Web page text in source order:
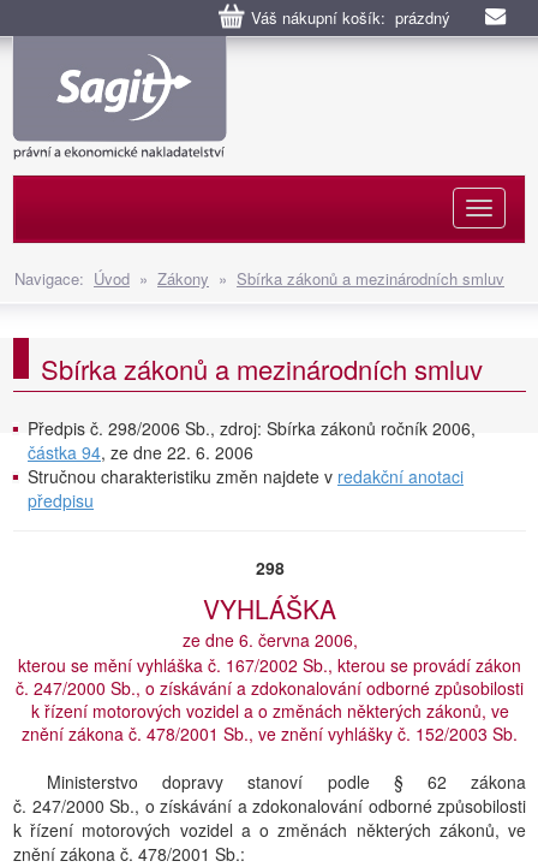
Váš nákupní košík: prázdný
Navigace: Úvod » Zákony » Sbírka zákonů a mezinárodních smluv
Sbírka zákonů a mezinárodních smluv
Předpis č. 298/2006 Sb., zdroj: Sbírka zákonů ročník 2006,
částka 94, ze dne 22. 6. 2006
Stručnou charakteristiku změn najdete v redakční anotaci
předpisu
298
VYHLÁŠKA
ze dne 6. června 2006,
kterou se mění vyhláška č. 167/2002 Sb., kterou se provádí zákon
č. 247/2000 Sb., o získávání a zdokonalování odborné způsobilosti
k řízení motorových vozidel a o změnách některých zákonů, ve
znění zákona č. 478/2001 Sb., ve znění vyhlášky č. 152/2003 Sb.
Ministerstvo dopravy stanoví podle § 62 zákona
č. 247/2000 Sb., o získávání a zdokonalování odborné způsobilosti
k řízení motorových vozidel a o změnách některých zákonů, ve
znění zákona č. 478/2001 Sb.: